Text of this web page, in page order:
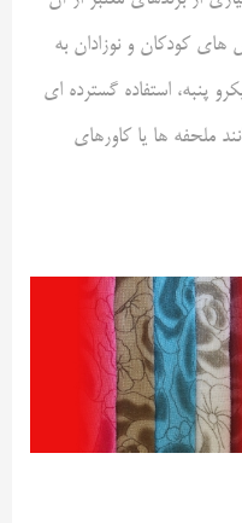
های کودکان و نوزادان به
پنبه، استفاده گسترده ای
ملحفه ها یا کاورهای